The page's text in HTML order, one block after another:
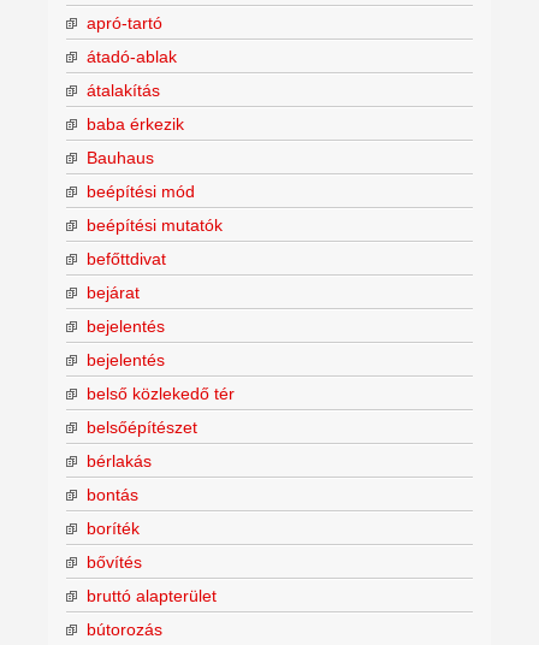
apró-tartó
átadó-ablak
átalakítás
baba érkezik
Bauhaus
beépítési mód
beépítési mutatók
befőttdivat
bejárat
bejelentés
bejelentés
belső közlekedő tér
belsőépítészet
bérlakás
bontás
boríték
bővítés
bruttó alapterület
bútorozás